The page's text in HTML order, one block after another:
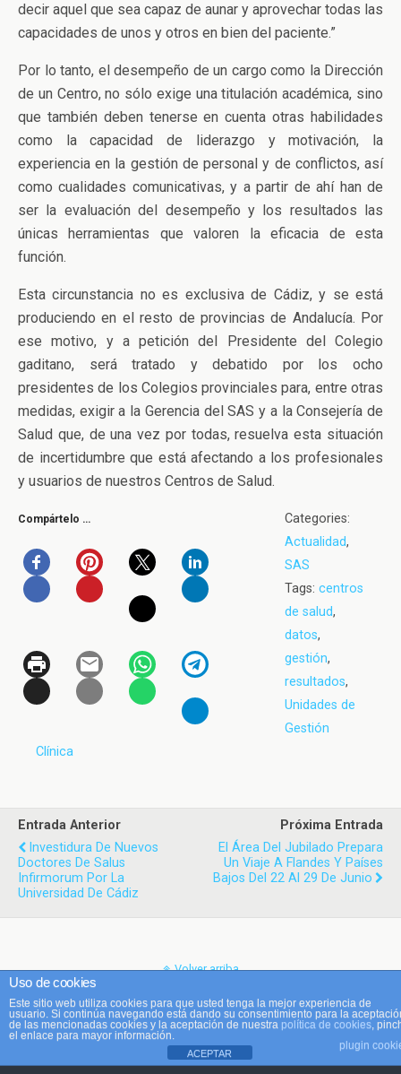
decir aquel que sea capaz de aunar y aprovechar todas las
capacidades de unos y otros en bien del paciente.”
Por lo tanto, el desempeño de un cargo como la Dirección
de un Centro, no sólo exige una titulación académica, sino
que también deben tenerse en cuenta otras habilidades
como la capacidad de liderazgo y motivación, la
experiencia en la gestión de personal y de conflictos, así
como cualidades comunicativas, y a partir de ahí han de
ser la evaluación del desempeño y los resultados las
únicas herramientas que valoren la eficacia de esta
función.
Esta circunstancia no es exclusiva de Cádiz, y se está
produciendo en el resto de provincias de Andalucía. Por
ese motivo, y a petición del Presidente del Colegio
gaditano, será tratado y debatido por los ocho
presidentes de los Colegios provinciales para, entre otras
medidas, exigir a la Gerencia del SAS y a la Consejería de
Salud que, de una vez por todas, resuelva esta situación
de incertidumbre que está afectando a los profesionales
y usuarios de nuestros Centros de Salud.
Compártelo …
Categories:
Actualidad,
SAS
Tags: centros
de salud,
datos,
gestión,
resultados,
Unidades de
Gestión
Clínica
Entrada Anterior
Investidura De Nuevos
Doctores De Salus
Infirmorum Por La
Universidad De Cádiz
Próxima Entrada
El Área Del Jubilado Prepara
Un Viaje A Flandes Y Países
Bajos Del 22 Al 29 De Junio
Volver arriba
Móvil Escritorio
Uso de cookies
Este sitio web utiliza cookies para que usted tenga la mejor experiencia de
usuario. Si continúa navegando está dando su consentimiento para la
de las mencionadas cookies y la aceptación de nuestra política de cookies,
el enlace para mayor información.
plugin
ACEPTAR